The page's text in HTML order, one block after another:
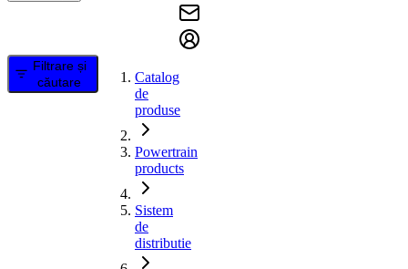
Filtrare și
căutare
Catalog
de
produse
Powertrain
products
Sistem
de
distributie